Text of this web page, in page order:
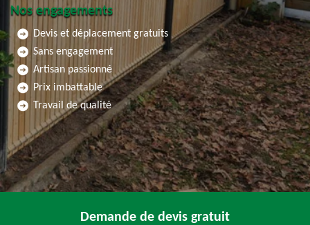
Nos engagements
Devis et déplacement gratuits
Sans engagement
Artisan passionné
Prix imbattable
Travail de qualité
Demande de devis gratuit